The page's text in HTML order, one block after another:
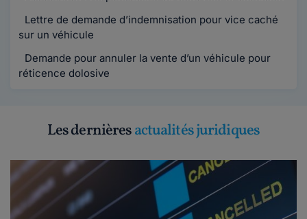
Lettre de demande d’indemnisation pour vice caché
sur un véhicule
Demande pour annuler la vente d’un véhicule pour
réticence dolosive
Les dernièresactualités juridiques